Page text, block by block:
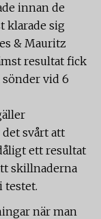
innan de
klarade sig
& Mauritz
resultat fick
vid 6
svårt att
ett resultat
skillnaderna
testet.
när man